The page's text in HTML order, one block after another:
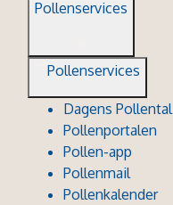
Pollenservices
Pollenservices
Dagens Pollental
Pollenportalen
Pollen-app
Pollenmail
Pollenkalender